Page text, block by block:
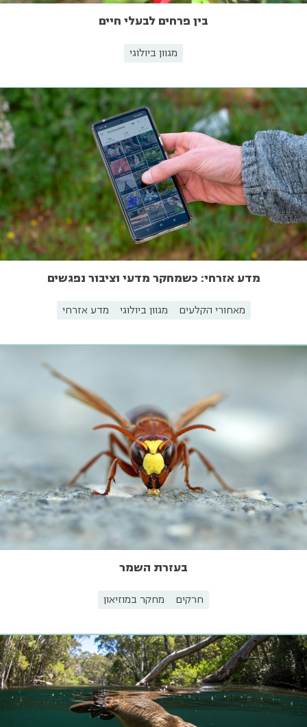
בין פרחים לבעלי חיים
מגוון ביולוגי
מדע אזרחי: כשמחקר מדעי וציבור נפגשים
מאחורי הקלעים מגוון ביולוגי מדע אזרחי
בעזרת השמר
חרקים מחקר במוזיאון